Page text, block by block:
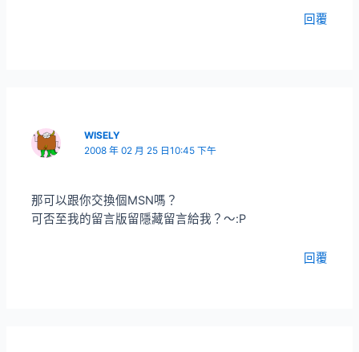
回覆
WISELY
2008 年 02 月 25 日10:45 下午
那可以跟你交換個MSN嗎？
可否至我的留言版留隱藏留言給我？～:P
回覆